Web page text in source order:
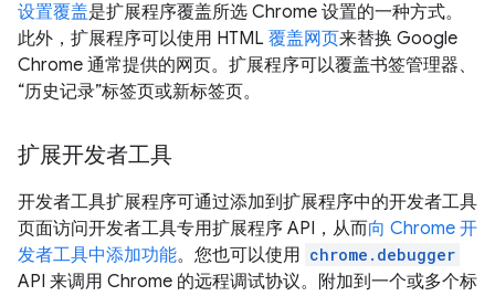
设置覆盖是扩展程序覆盖所选 Chrome 设置的一种方式。
此外，扩展程序可以使用 HTML 覆盖网页来替换 Google
Chrome 通常提供的网页。扩展程序可以覆盖书签管理器、
“历史记录”标签页或新标签页。
扩展开发者工具
开发者工具扩展程序可通过添加到扩展程序中的开发者工具
页面访问开发者工具专用扩展程序 API，从而向 Chrome 开
发者工具中添加功能。您也可以使用 chrome.debugger
API 来调用 Chrome 的远程调试协议。附加到一个或多个标